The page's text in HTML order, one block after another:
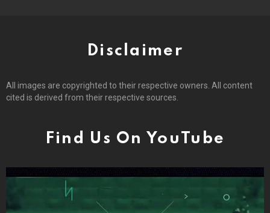
Disclaimer
All images are copyrighted to their respective owners. All content
cited is derived from their respective sources.
Find Us On YouTube